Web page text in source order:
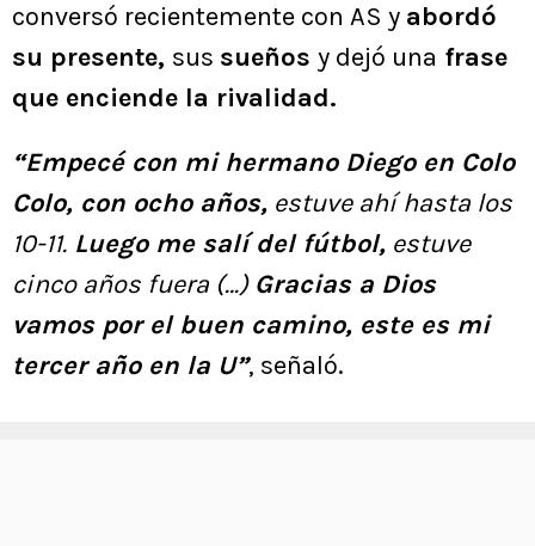
conversó recientemente con AS y abordó
su presente, sus sueños y dejó una frase
que enciende la rivalidad.
“Empecé con mi hermano Diego en Colo
Colo, con ocho años, estuve ahí hasta los
10-11. Luego me salí del fútbol, estuve
cinco años fuera (…) Gracias a Dios
vamos por el buen camino, este es mi
tercer año en la U”, señaló.